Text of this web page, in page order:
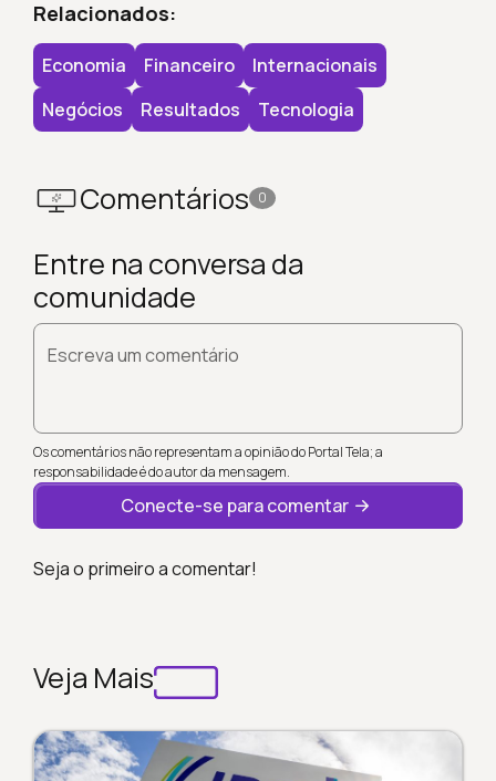
Relacionados:
Economia Financeiro
Internacionais
Negócios
Resultados Tecnologia
Comentários 0
Entre na conversa da
comunidade
Escreva um comentário
Os comentários não representam a opinião do Portal Tela; a
responsabilidade é do autor da mensagem.
Conecte-se para comentar
Seja o primeiro a comentar!
Veja Mais